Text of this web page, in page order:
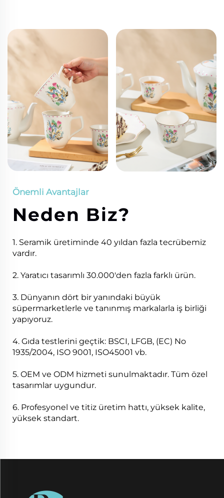
Önemli Avantajlar
Neden Biz?
1. Seramik üretiminde 40 yıldan fazla tecrübemiz
vardır.
2. Yaratıcı tasarımlı 30.000'den fazla farklı ürün.
3. Dünyanın dört bir yanındaki büyük
süpermarketlerle ve tanınmış markalarla iş birliği
yapıyoruz.
4. Gıda testlerini geçtik: BSCI, LFGB, (EC) No
1935/2004, ISO 9001, ISO45001 vb.
5. OEM ve ODM hizmeti sunulmaktadır. Tüm özel
tasarımlar uygundur.
6. Profesyonel ve titiz üretim hattı, yüksek kalite,
yüksek standart.